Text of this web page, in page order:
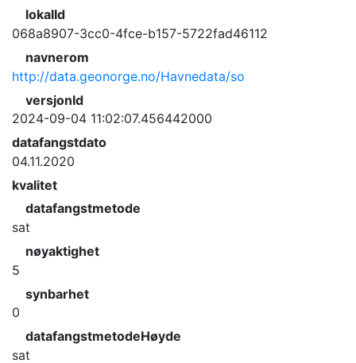
lokalId
068a8907-3cc0-4fce-b157-5722fad46112
navnerom
http://data.geonorge.no/Havnedata/so
versjonId
2024-09-04 11:02:07.456442000
datafangstdato
04.11.2020
kvalitet
datafangstmetode
sat
nøyaktighet
5
synbarhet
0
datafangstmetodeHøyde
sat